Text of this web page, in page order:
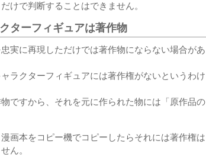
けで判断することはできません。
ターフィギュアは著作物
忠実に再現しただけでは著作物にならない場合があ
ラクターフィギュアには著作権がないというわけ
ですから、それを元に作られた物には「原作品の
画本をコピー機でコピーしたらそれには著作権は
ん。